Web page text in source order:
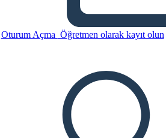
Oturum Açma Öğretmen olarak kayıt olun
di Gilgamesh
PANOSU OLUŞTUR
GÖSTERİSİNİ OYNAT
BENİ OKU